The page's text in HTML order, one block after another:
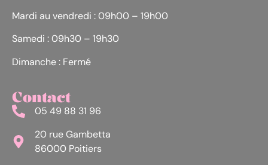
Mardi au vendredi : 09h00 – 19h00
Samedi : 09h30 – 19h30
Dimanche : Fermé
Contact
05 49 88 31 96
20 rue Gambetta
86000 Poitiers